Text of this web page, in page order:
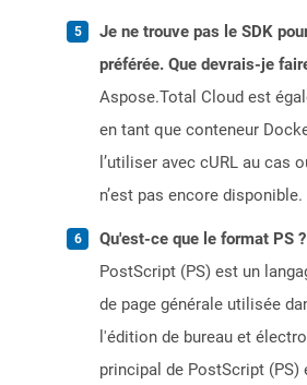
Je ne trouve pas le SDK
préférée. Que devrais-je
Aspose.Total Cloud est
en tant que conteneur
l’utiliser avec cURL au cas
n’est pas encore disponible.
Qu'est-ce que le format PS ?
PostScript (PS) est un
de page générale utilisée
l'édition de bureau et
principal de PostScript